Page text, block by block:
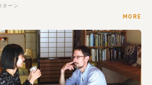
Iターン
MORE